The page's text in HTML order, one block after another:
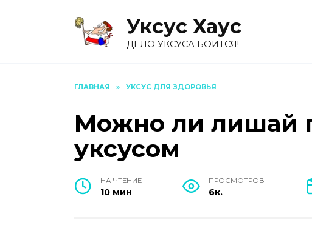
Уксус Хауc
ДЕЛО УКСУСА БОИТСЯ!
ГЛАВНАЯ » УКСУС ДЛЯ ЗДОРОВЬЯ
Можно ли лишай
уксусом
НА ЧТЕНИЕ
10 мин
ПРОСМОТРОВ
6к.